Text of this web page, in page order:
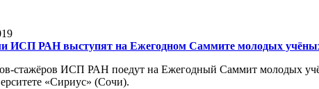
ИСП РАН выступят на Ежегодном Саммите молодых
стажёров ИСП РАН поедут на Ежегодный Саммит молодых
«Сириус» (Сочи).